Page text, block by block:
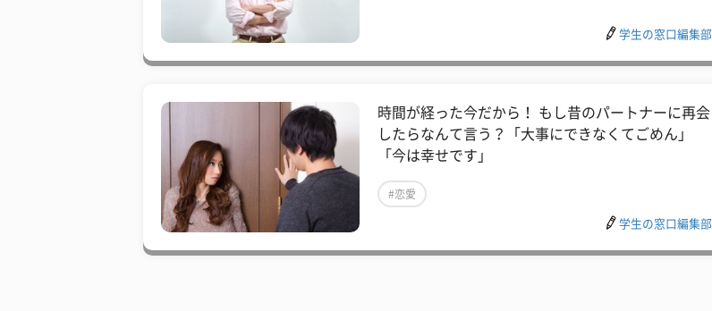
学生の窓口編集部
時間が経った今だから！ もし昔のパートナーに再会
したらなんて言う？「大事にできなくてごめん」
「今は幸せです」
#恋愛
学生の窓口編集部